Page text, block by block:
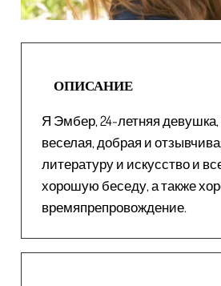
ОПИСАНИЕ
Я Эмбер, 24-летняя девушка,
веселая, добрая и
литературу и искусство и
хорошую беседу, а также
времяпрепровождение.